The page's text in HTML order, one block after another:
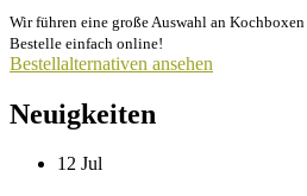
Wir führen eine große Auswahl an
Bestelle einfach online!
Bestellalternativen ansehen
Neuigkeiten
12 Jul